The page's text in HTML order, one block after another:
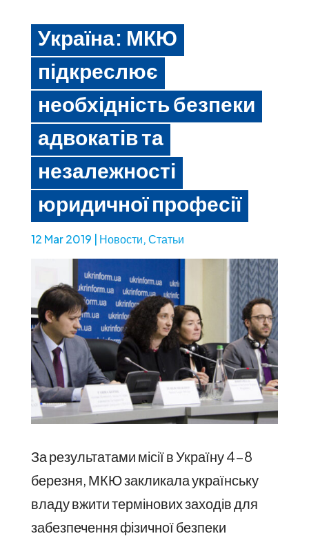
Україна: МКЮ
підкреслює
необхідність безпеки
адвокатів та
незалежності
юридичної професії
12 Mar 2019 Новости,Статьи
За результатами місії в Україну 4-8
березня, МКЮ закликала українську
владу вжити термінових заходів для
забезпечення фізичної безпеки